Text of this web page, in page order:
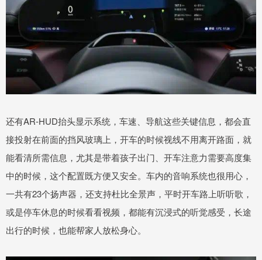
还有AR-HUD抬头显示系统，车速、导航这些关键信息，都会直
接投射在前面的挡风玻璃上，开车的时候视线不用离开路面，就
能看清所需信息，尤其是带着孩子出门、开车注意力需要高度集
中的时候，这个配置既方便又安全。车内的音响系统也很用心，
一共有23个扬声器，还支持杜比全景声，平时开车路上听听歌，
或是停车休息的时候看看视频，都能有沉浸式的听觉感受，长途
出行的时候，也能帮家人放松身心。